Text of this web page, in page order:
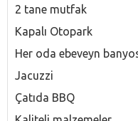
2 tane mutfak
Kapalı Otopark
Her oda ebeveyn
Jacuzzi
Çatıda BBQ